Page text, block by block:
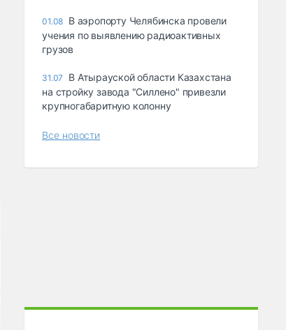
01.08 В аэропорту Челябинска провели
учения по выявлению радиоактивных
грузов
31.07
В Атырауской области Казахстана
на стройку завода "Силлено" привезли
крупногабаритную колонну
Все новости